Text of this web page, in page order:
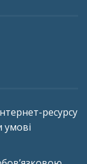
ресурсу
умові